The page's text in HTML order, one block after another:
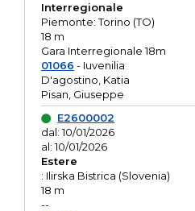
Interregionale
Piemonte: Torino (TO)
18 m
Gara Interregionale 18m
01066 - Iuvenilia
D'agostino, Katia
Pisan, Giuseppe
E2600002
dal: 10/01/2026
al: 10/01/2026
Estere
: Ilirska Bistrica (Slovenia)
18 m
--